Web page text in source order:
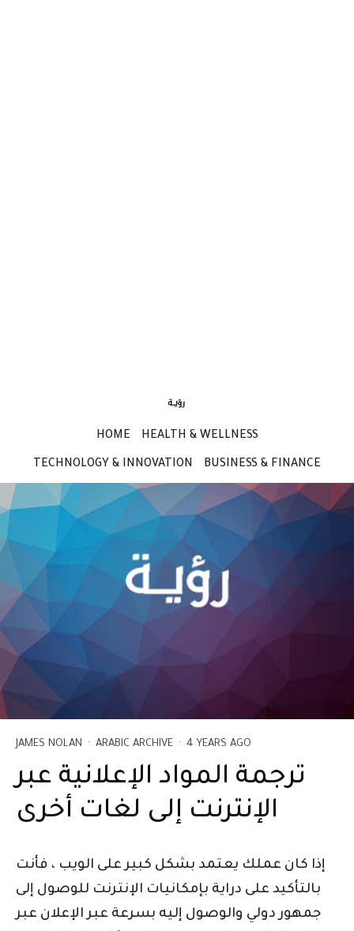
HOME HEALTH & WELLNESS
TECHNOLOGY & INNOVATION BUSINESS & FINANCE
JAMES NOLAN · ARABIC ARCHIVE · 4 YEARS AGO
ترجمة المواد الإعلانية عبر
الإنترنت إلى لغات أخرى
إذا كان عملك يعتمد بشكل كبير على الويب ، فأنت
بالتأكيد على دراية بإمكانيات الإنترنت للوصول إلى
جمهور دولي والوصول إليه بسرعة عبر الإعلان عبر